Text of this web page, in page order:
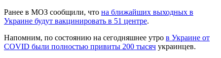
Ранее в МОЗ сообщили, что на ближайших выходных в
Украине будут вакцинировать в 51 центре.
Напомним, по состоянию на сегодняшнее утро в Украине от
COVID были полностью привиты 200 тысяч украинцев.